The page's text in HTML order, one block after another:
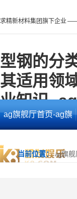
求精新材料集团旗下企业
型钢的分
其适用领
业知识 -
厅首页
ag旗舰厅首页-ag旗
当前位置： ag旗